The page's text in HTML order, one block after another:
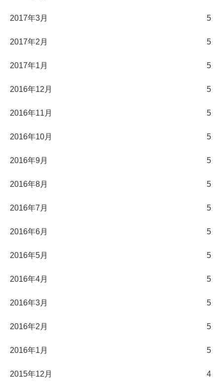
2017年3月 5
2017年2月 5
2017年1月 5
2016年12月 5
2016年11月 5
2016年10月 5
2016年9月 5
2016年8月 5
2016年7月 5
2016年6月 5
2016年5月 5
2016年4月 5
2016年3月 5
2016年2月 5
2016年1月 5
2015年12月 4